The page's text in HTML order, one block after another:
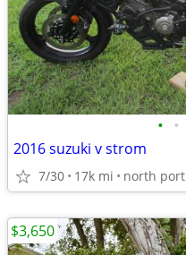
• •
2016 suzuki v strom
7/30 17k mi north port
$3,650